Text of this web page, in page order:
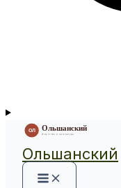
Ольшанский